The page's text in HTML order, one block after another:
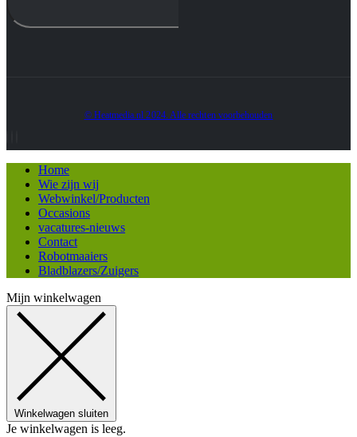
© Heatmedia.nl 2024. Alle rechten voorbehouden
Home
Wie zijn wij
Webwinkel/Producten
Occasions
vacatures-nieuws
Contact
Robotmaaiers
Bladblazers/Zuigers
Mijn winkelwagen
Winkelwagen sluiten
Je winkelwagen is leeg.